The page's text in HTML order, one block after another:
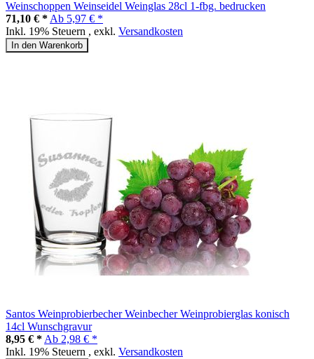
Weinschoppen Weinseidel Weinglas 28cl 1-fbg. bedrucken
71,10 € * Ab 5,97 € *
Inkl. 19% Steuern , exkl. Versandkosten
In den Warenkorb
Santos Weinprobierbecher Weinbecher Weinprobierglas konisch
14cl Wunschgravur
8,95 € * Ab 2,98 € *
Inkl. 19% Steuern , exkl. Versandkosten